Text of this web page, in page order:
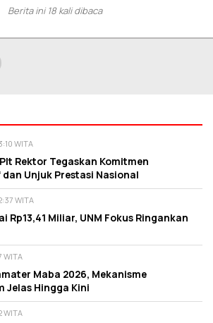
Berita ini 18 kali dibaca
WITA
Rektor Tegaskan Komitmen
Unjuk Prestasi Nasional
WITA
Rp13,41 Miliar, UNM Fokus Ringankan
WITA
Maba 2026, Mekanisme
Jelas Hingga Kini
WITA